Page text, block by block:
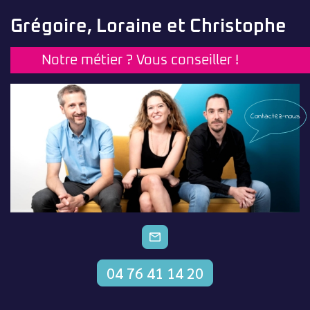
Grégoire, Loraine et Christophe
Notre métier ? Vous conseiller !
Contactez-nous
CONTACTEZ-NOUS
04 76 41 14 20